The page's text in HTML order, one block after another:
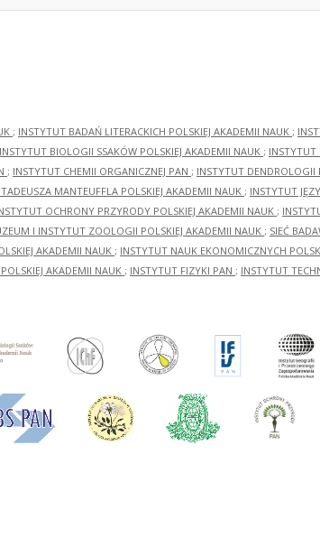
; INSTYTUT BADAŃ LITERACKICH POLSKIEJ AKADEMII NAUK ;
INSTYTUT BIOLOGII SSAKÓW POLSKIEJ AKADEMII NAUK ; INSTYTUT
; INSTYTUT CHEMII ORGANICZNEJ PAN ; INSTYTUT DENDROLOGII
MANTEUFFLA POLSKIEJ AKADEMII NAUK ; INSTYTUT
OCHRONY PRZYRODY POLSKIEJ AKADEMII NAUK ;
I INSTYTUT ZOOLOGII POLSKIEJ AKADEMII NAUK ; SIEĆ
AKADEMII NAUK ; INSTYTUT NAUK EKONOMICZNYCH
AKADEMII NAUK ; INSTYTUT FIZYKI PAN ; INSTYTUT